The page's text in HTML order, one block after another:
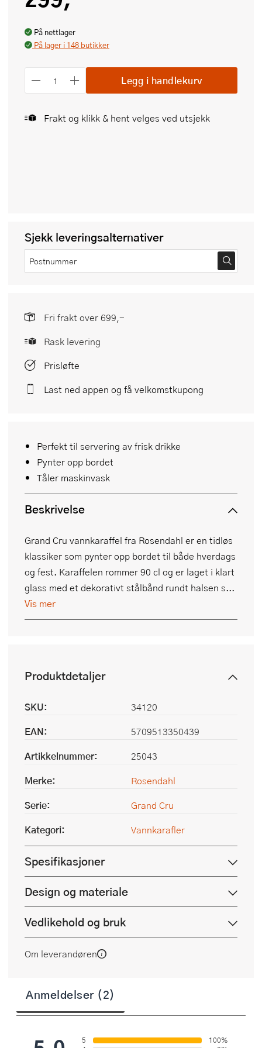
På nettlager
På lager i 148 butikker
Legg i handlekurv
Frakt og klikk & hent velges ved utsjekk
Perfekt til servering av frisk drikke
Pynter opp bordet
Tåler maskinvask
Beskrivelse
Grand Cru vannkaraffel fra Rosendahl er en tidløs
klassiker som pynter opp bordet til både hverdags
og fest. Karaffelen rommer 90 cl og er laget i klart
glass med et dekorativt stålbånd rundt halsen s...
Vis mer
Sjekk leveringsalternativer
Fri frakt over 699,-
Rask levering
Prisløfte
Last ned appen og få velkomstkupong
Produktdetaljer
SKU:
34120
EAN:
5709513350439
Artikkelnummer:
25043
Merke:
Rosendahl
Serie:
Grand Cru
Kategori:
Vannkarafler
Spesifikasjoner
Design og materiale
Vedlikehold og bruk
Om leverandøren
Anmeldelser (2)
5
100%